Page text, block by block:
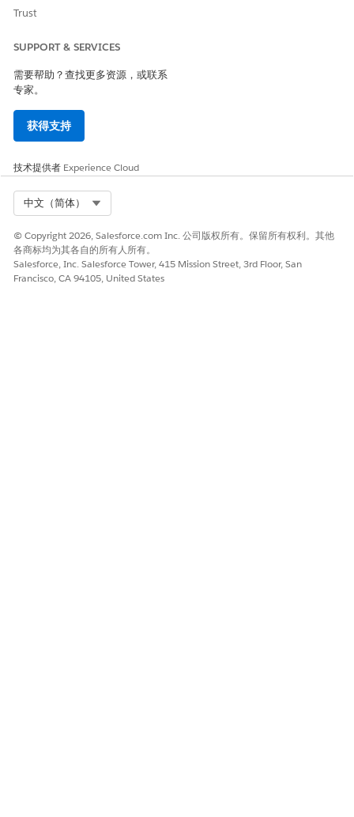
Trust
SUPPORT & SERVICES
需要帮助？查找更多资源，或联系
专家。
获得支持
技术提供者 Experience Cloud
中文（简体）
© Copyright 2026, Salesforce.com Inc. 公司版权所有。保留所有权利。其他
各商标均为其各自的所有人所有。
Salesforce, Inc. Salesforce Tower, 415 Mission Street, 3rd Floor, San
Francisco, CA 94105, United States